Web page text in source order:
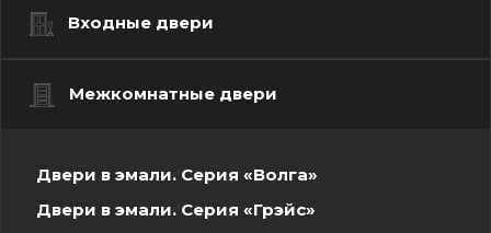
Входные двери
Межкомнатные двери
Двери в эмали. Серия «Волга»
Двери в эмали. Серия «Грэйс»